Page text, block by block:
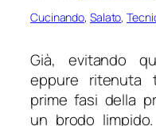
Cucinando, Salato,
Già, evitando
eppure ritenuta
prime fasi della
un brodo